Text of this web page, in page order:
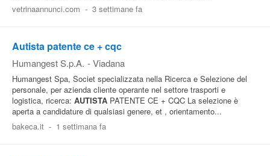
vetrinaannunci.com - 3 settimane fa
Autista patente ce + cqc
Humangest S.p.A. - Viadana
Humangest Spa, Societ specializzata nella Ricerca e Selezione del
personale, per azienda cliente operante nel settore trasporti e
logistica, ricerca: AUTISTA PATENTE CE + CQC La selezione è
aperta a candidature di qualsiasi genere, et , orientamento...
bakeca.it - 1 settimana fa